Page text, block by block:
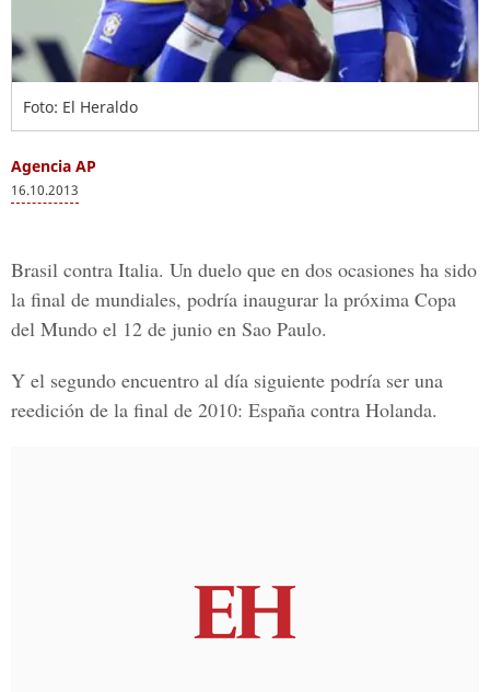
Foto: El Heraldo
Agencia AP
16.10.2013
Brasil contra Italia. Un duelo que en dos ocasiones ha sido
la final de mundiales, podría inaugurar la próxima Copa
del Mundo el 12 de junio en Sao Paulo.
Y el segundo encuentro al día siguiente podría ser una
reedición de la final de 2010: España contra Holanda.